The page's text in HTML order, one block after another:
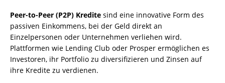
Peer-to-Peer (P2P) Kredite sind eine innovative Form des
passiven Einkommens, bei der Geld direkt an
Einzelpersonen oder Unternehmen verliehen wird.
Plattformen wie Lending Club oder Prosper ermöglichen es
Investoren, ihr Portfolio zu diversifizieren und Zinsen auf
ihre Kredite zu verdienen.